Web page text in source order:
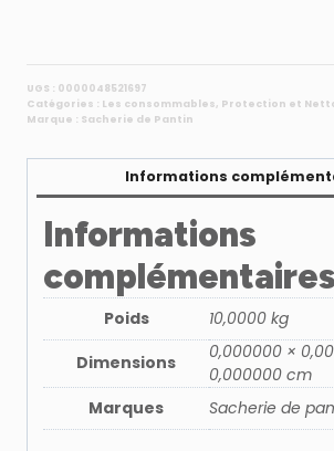
qualité
supérieur
carton
kg
UGS : 0000048521697
Catégories : Les consommables, Protection et
Marque : Sacherie de Pantin
Informations
Informations
complémentaires
Poids
10,0000 kg
Dimensions
0,000000 ×
0,000000 cm
Marques
Sacherie de